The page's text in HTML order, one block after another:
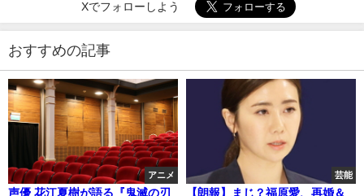
Xでフォローしよう
おすすめの記事
アニメ
声優 花江夏樹が語る『鬼滅の刃
芸能
【朗報】まじ？福原愛、再婚＆